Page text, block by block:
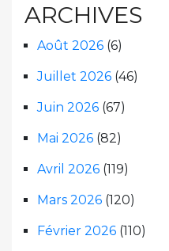
ARCHIVES
Août 2026 (6)
Juillet 2026 (46)
Juin 2026 (67)
Mai 2026 (82)
Avril 2026 (119)
Mars 2026 (120)
Février 2026 (110)